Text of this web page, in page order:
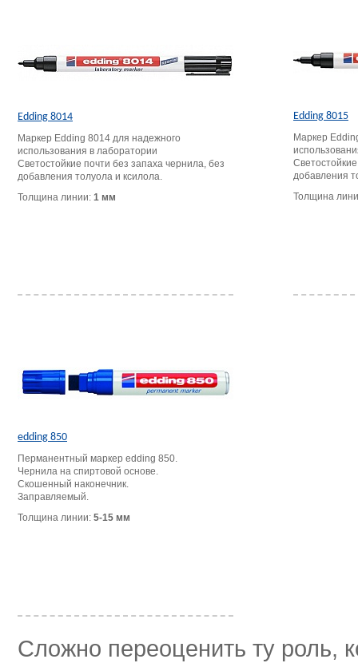
Edding 8014
Маркер Edding 8014 для надежного
использования в лаборатории
Светостойкие почти без запаха чернила, без
добавления толуола и ксилола.
Толщина линии: 1 мм
Edding 8015
Маркер
добавления
Толщина
edding 850
Перманентный маркер edding 850.
Чернила на спиртовой основе.
Скошенный наконечник.
Заправляемый.
Толщина линии: 5-15 мм
Сложно переоценить ту роль,